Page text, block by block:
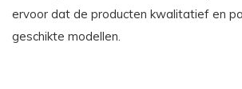
ervoor dat de producten kwalitatief en
geschikte modellen.